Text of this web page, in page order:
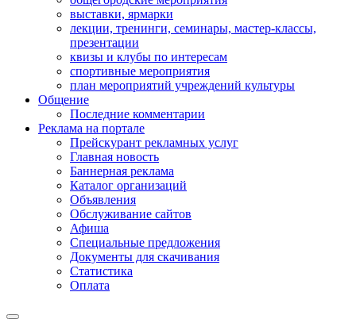
выставки, ярмарки
лекции, тренинги, семинары, мастер-классы,
презентации
квизы и клубы по интересам
спортивные мероприятия
план мероприятий учреждений культуры
Общение
Последние комментарии
Реклама на портале
Прейскурант рекламных услуг
Главная новость
Баннерная реклама
Каталог организаций
Объявления
Обслуживание сайтов
Афиша
Специальные предложения
Документы для скачивания
Статистика
Оплата